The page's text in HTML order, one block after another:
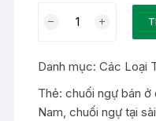
vua
Hà
Nam
Danh mục:Các Loại
Thẻ:chuối ngự bán ở
Nam,chuối ngự tại